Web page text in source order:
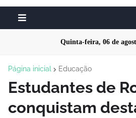
Quinta-feira, 06 de
Página inicial Educação
Estudantes de
conquistam